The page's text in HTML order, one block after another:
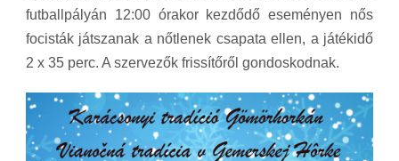
futballpályán 12:00 órakor kezdődő eseményen nős
focisták játszanak a nőtlenek csapata ellen, a játékidő
2 x 35 perc. A szervezők frissítőről gondoskodnak.